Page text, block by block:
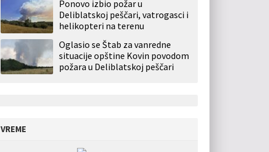
Ponovo izbio požar u
Deliblatskoj peščari, vatrogasci i
helikopteri na terenu
Oglasio se Štab za vanredne
situacije opštine Kovin povodom
požara u Deliblatskoj peščari
VREME